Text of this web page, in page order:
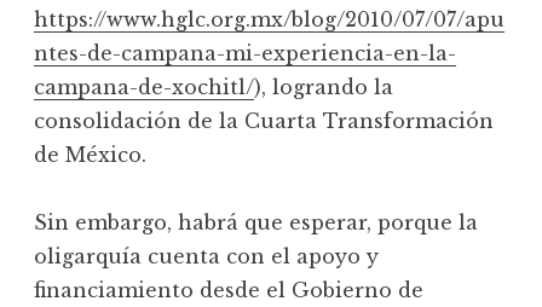
https://www.hglc.org.mx/blog/2010/07/07/apu
ntes-de-campana-mi-experiencia-en-la-
campana-de-xochitl/), logrando la
consolidación de la Cuarta Transformación
de México.
Sin embargo, habrá que esperar, porque la
oligarquía cuenta con el apoyo y
financiamiento desde el Gobierno de